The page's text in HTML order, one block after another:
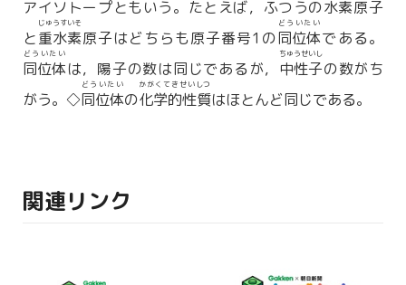
アイソトープともいう。たとえば，ふつうの水素原子
と重水素
じゅうすいそ
原子はどちらも原子番号1の同位体
どういたい
である。
同位体
どういたい
は，陽子の数は同じであるが， 中性子
ちゅうせいし
の数がち
がう。◇同位体
どういたい
の化学的性質
かがくてきせいしつ
はほとんど同じである。
関連リンク